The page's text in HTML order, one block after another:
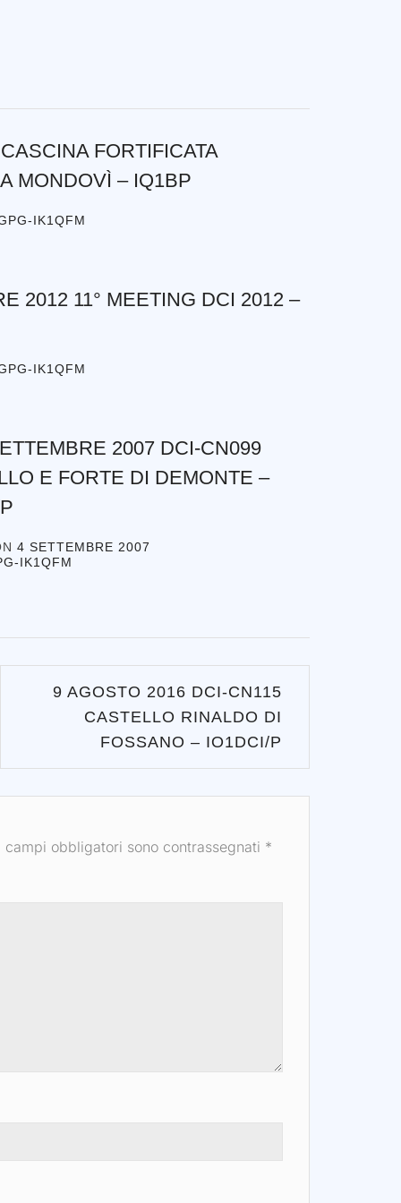
FORTIFICATA
MONDOVÌ – IQ1BP
IK1QFM
2012 11° MEETING DCI 2012 –
IK1QFM
2007 DCI-CN099
E FORTE DI DEMONTE –
4 SETTEMBRE 2007
IK1QFM
9 AGOSTO 2016 DCI-CN115
CASTELLO RINALDO DI
FOSSANO – IO1DCI/P
campi obbligatori sono contrassegnati *